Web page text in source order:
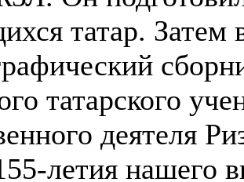
татар. Затем
татарского
деятеля
летия нашего